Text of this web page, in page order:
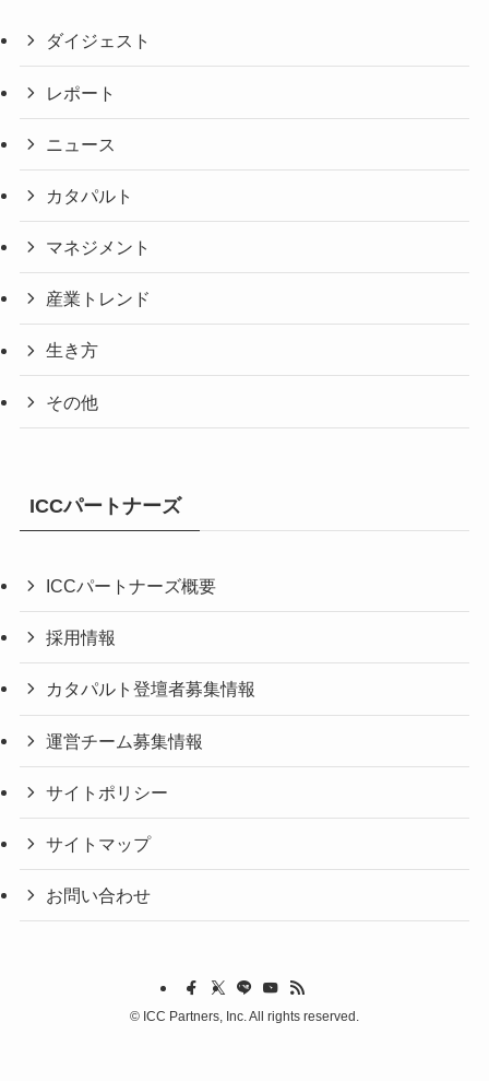
ダイジェスト
レポート
ニュース
カタパルト
マネジメント
産業トレンド
生き方
その他
ICCパートナーズ
ICCパートナーズ概要
採用情報
カタパルト登壇者募集情報
運営チーム募集情報
サイトポリシー
サイトマップ
お問い合わせ
© ICC Partners, Inc. All rights reserved.